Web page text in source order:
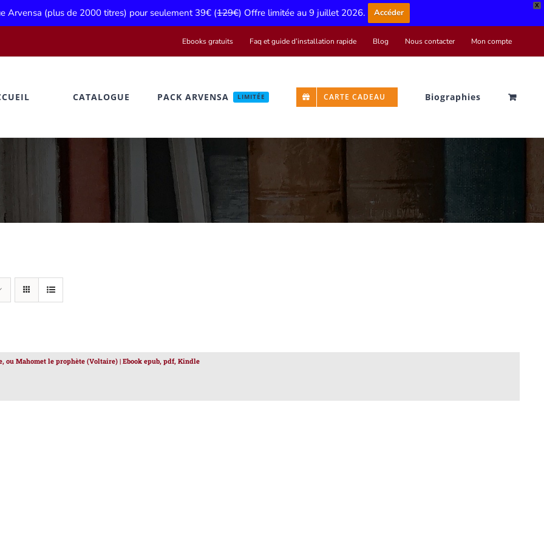
X
Arvensa (plus de 2000 titres) pour seulement 39€ (129€) Offre limitée au 9 juillet 2026. Accéder
Ebooks gratuits Faq et guide d’installation rapide Blog Nous contacter Mon compte
CATALOGUE PACK ARVENSA LIMITÉE CARTE CADEAU Biographies
ou Mahomet le prophète (Voltaire) | Ebook epub, pdf, Kindle